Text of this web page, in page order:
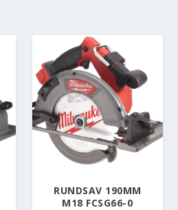
RUNDSAV 190MM
M18 FCSG66-0